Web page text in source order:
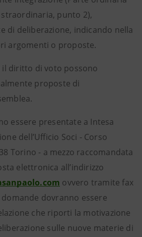
punto 2),
di deliberazione, indicando nella
argomenti o proposte.
il diritto di voto possono
proposte di
essere presentate a Intesa
dell’Ufficio Soci - Corso
Torino - a mezzo raccomandata
elettronica all’indirizzo
ovvero tramite fax
domande dovranno essere
che riporti la motivazione
sulle nuove materie di